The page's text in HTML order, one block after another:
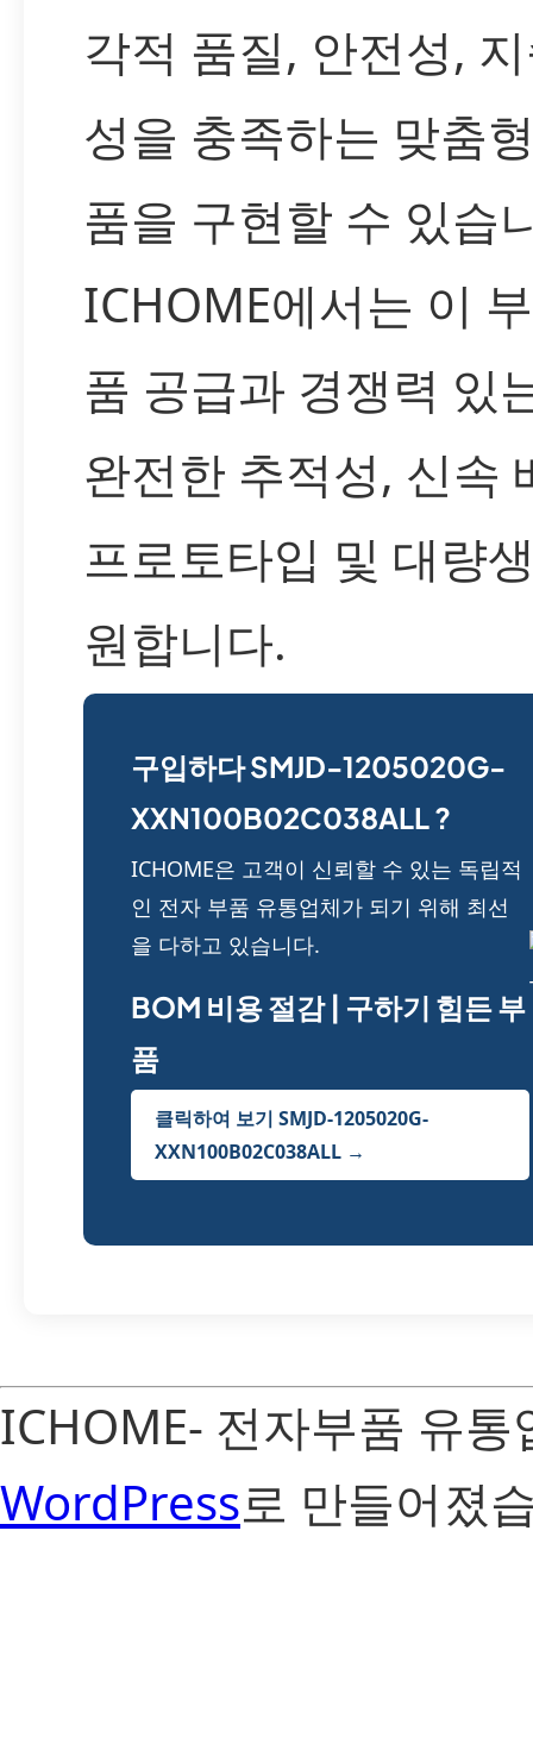
각적 품질, 안전성,
성을 충족하는 맞춤
품을 구현할 수 있습
ICHOME에서는 이
품 공급과 경쟁력 있
완전한 추적성, 신속
프로토타입 및 대량
원합니다.
구입하다 SMJD-1205020G-
XXN100B02C038ALL ?
ICHOME은 고객이 신뢰할 수 있는 독립적
인 전자 부품 유통업체가 되기 위해 최선
을 다하고 있습니다.
BOM 비용 절감 | 구하기 힘든 부
품
클릭하여 보기 SMJD-1205020G-
XXN100B02C038ALL →
ICHOME- 전자부품 유
WordPress로 만들어졌